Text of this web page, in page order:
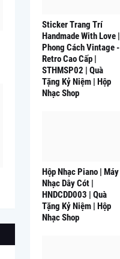
Sticker Trang Trí
Handmade With Love |
Phong Cách Vintage -
Retro Cao Cấp |
STHMSP02 | Quà
Tặng Kỷ Niệm | Hộp
Nhạc Shop
Hộp Nhạc Piano | Máy
Nhạc Dây Cót |
HNDCDD003 | Quà
Tặng Kỷ Niệm | Hộp
Nhạc Shop